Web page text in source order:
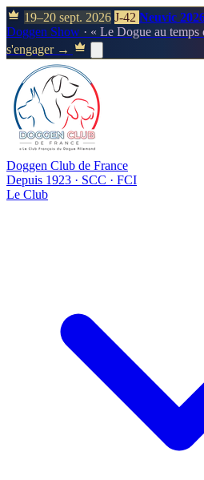
19–20 sept. 2026 J-42 Neuvic
Doggen Show · « Le Dogue au temps
s'engager →
Doggen Club de France
Depuis 1923 · SCC · FCI
Le Club